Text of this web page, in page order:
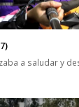
a saludar y